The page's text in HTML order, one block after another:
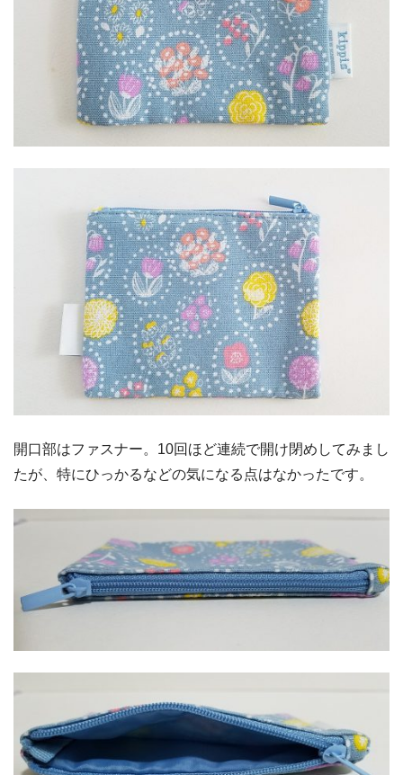
開口部はファスナー。10回ほど連続で開け閉めしてみまし
たが、特にひっかるなどの気になる点はなかったです。